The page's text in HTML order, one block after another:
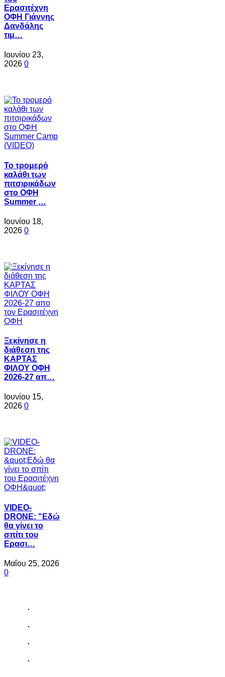
Ερασιτέχνη
ΟΦΗ Γιάννης
Δανδάλης
τιμ…
Ιουνίου 23,
2026 0
Το τρομερό
καλάθι των
πιτσιρικάδων
στο ΟΦΗ
Summer …
Ιουνίου 18,
2026 0
Ξεκίνησε η
διάθεση της
ΚΑΡΤΑΣ
ΦΙΛΟΥ ΟΦΗ
2026-27 απ…
Ιουνίου 15,
2026 0
VIDEO-
DRONE: "Εδώ
θα γίνει το
σπίτι του
Ερασι…
Μαΐου 25, 2026
0